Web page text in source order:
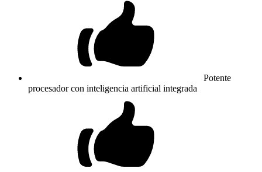
Potente
procesador con inteligencia artificial integrada